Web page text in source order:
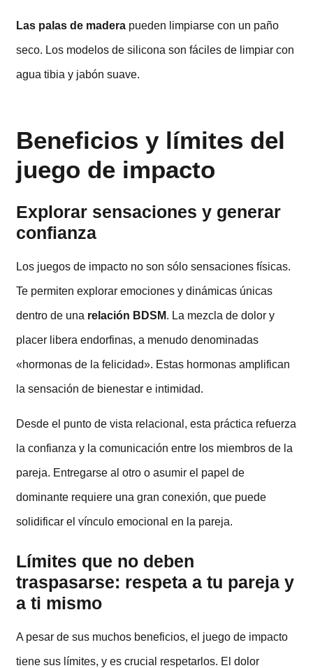
Las palas de madera pueden limpiarse con un paño
seco. Los modelos de silicona son fáciles de limpiar con
agua tibia y jabón suave.
Beneficios y límites del
juego de impacto
Explorar sensaciones y generar
confianza
Los juegos de impacto no son sólo sensaciones físicas.
Te permiten explorar emociones y dinámicas únicas
dentro de una relación BDSM. La mezcla de dolor y
placer libera endorfinas, a menudo denominadas
«hormonas de la felicidad». Estas hormonas amplifican
la sensación de bienestar e intimidad.
Desde el punto de vista relacional, esta práctica refuerza
la confianza y la comunicación entre los miembros de la
pareja. Entregarse al otro o asumir el papel de
dominante requiere una gran conexión, que puede
solidificar el vínculo emocional en la pareja.
Límites que no deben
traspasarse: respeta a tu pareja y
a ti mismo
A pesar de sus muchos beneficios, el juego de impacto
tiene sus límites, y es crucial respetarlos. El dolor